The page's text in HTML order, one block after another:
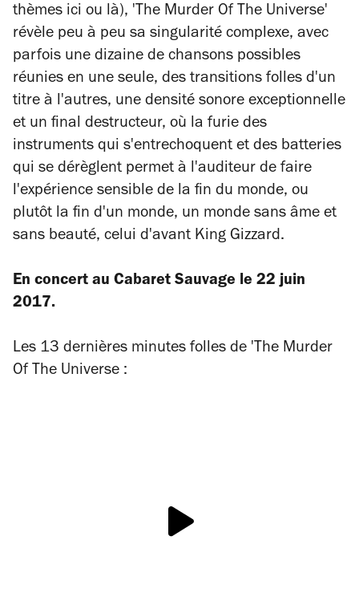
thèmes ici ou là), 'The Murder Of The Universe'
révèle peu à peu sa singularité complexe, avec
parfois une dizaine de chansons possibles
réunies en une seule, des transitions folles d'un
titre à l'autres, une densité sonore exceptionnelle
et un final destructeur, où la furie des
instruments qui s'entrechoquent et des batteries
qui se dérèglent permet à l'auditeur de faire
l'expérience sensible de la fin du monde, ou
plutôt la fin d'un monde, un monde sans âme et
sans beauté, celui d'avant King Gizzard.
En concert au Cabaret Sauvage le 22 juin
2017.
Les 13 dernières minutes folles de 'The Murder
Of The Universe :